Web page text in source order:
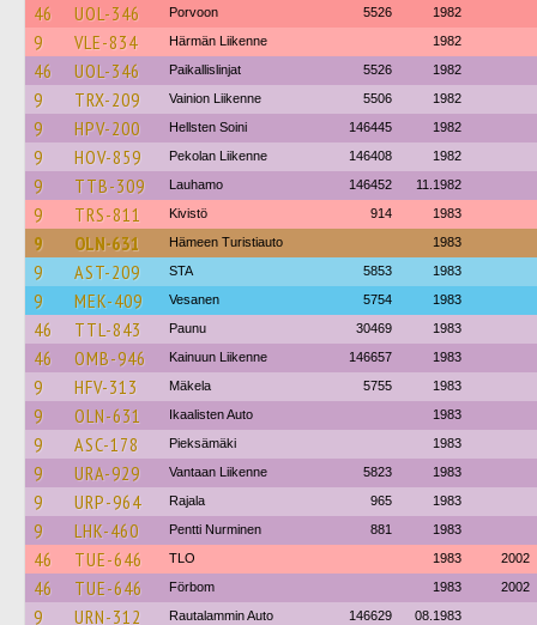
46 UOL-346 Porvoon 5526 1982
9 VLE-834 Härmän Liikenne 1982
46 UOL-346 Paikallislinjat 5526 1982
9 TRX-209 Vainion Liikenne 5506 1982
9 HPV-200 Hellsten Soini 146445 1982
9 HOV-859 Pekolan Liikenne 146408 1982
9 TTB-309 Lauhamo 146452 11.1982
9 TRS-811 Kivistö 914 1983
9 OLN-631 Hämeen Turistiauto 1983
9 AST-209 STA 5853 1983
9 MEK-409 Vesanen 5754 1983
46 TTL-843 Paunu 30469 1983
46 OMB-946 Kainuun Liikenne 146657 1983
9 HFV-313 Mäkela 5755 1983
9 OLN-631 Ikaalisten Auto 1983
9 ASC-178 Pieksämäki 1983
9 URA-929 Vantaan Liikenne 5823 1983
9 URP-964 Rajala 965 1983
9 LHK-460 Pentti Nurminen 881 1983
46 TUE-646 TLO 1983 2002
46 TUE-646 Förbom 1983 2002
9 URN-312 Rautalammin Auto 146629 08.1983